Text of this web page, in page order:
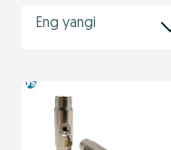
Eng yangi